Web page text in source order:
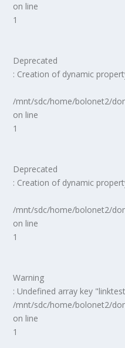
on line
1
Deprecated
: Creation of dynamic
/mnt/sdc/home/bolonet2/
on line
1
Deprecated
: Creation of dynamic
/mnt/sdc/home/bolonet2/
on line
1
Warning
: Undefined array key
/mnt/sdc/home/bolonet2/
on line
1